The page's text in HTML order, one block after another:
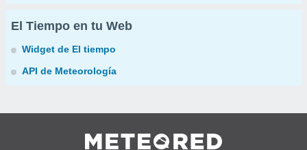
El Tiempo en tu Web
Widget de El tiempo
API de Meteorología